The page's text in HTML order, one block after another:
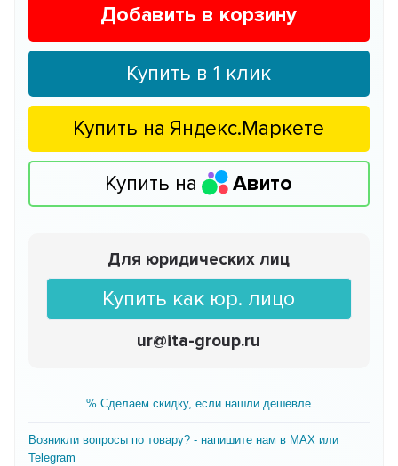
Добавить в корзину
Купить в 1 клик
Купить на Яндекс.Маркете
Купить на Авито
Для юридических лиц
Купить как юр. лицо
ur@ita-group.ru
% Сделаем скидку, если нашли дешевле
Возникли вопросы по товару? - напишите нам в MAX или
Telegram